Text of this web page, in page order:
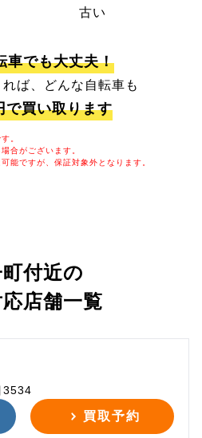
古い
車でも大丈夫！
ば、どんな自転車も
で買い取ります
。
合がございます。
能ですが、保証対象外となります。
付近の
店舗一覧
3534
買取予約